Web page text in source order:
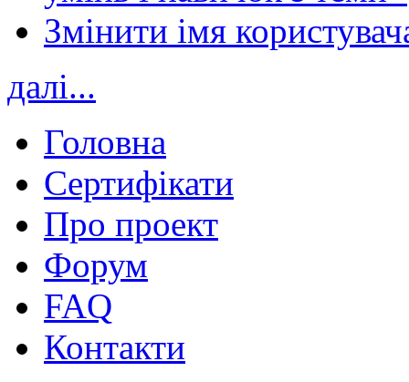
Змінити імя
далі...
Головна
Сертифікати
Про проект
Форум
FAQ
Контакти